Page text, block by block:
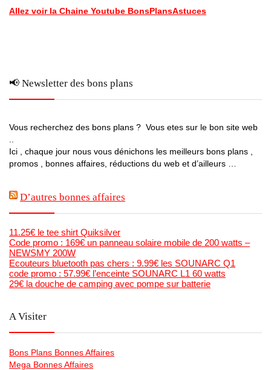
Allez voir la Chaine Youtube BonsPlansAstuces
📢 Newsletter des bons plans
Vous recherchez des bons plans ? Vous etes sur le bon site web
Ici , chaque jour nous vous dénichons les meilleurs bons plans ,
promos , bonnes affaires, réductions du web et d’ailleurs …
D’autres bonnes affaires
11.25€ le tee shirt Quiksilver
Code promo : 169€ un panneau solaire mobile de 200 watts –
NEWSMY 200W
Ecouteurs bluetooth pas chers : 9.99€ les SOUNARC Q1
code promo : 57.99€ l’enceinte SOUNARC L1 60 watts
29€ la douche de camping avec pompe sur batterie
A Visiter
Bons Plans Bonnes Affaires
Mega Bonnes Affaires